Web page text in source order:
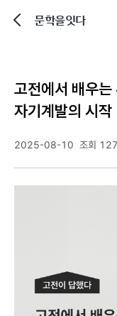
문학을잇다
고전에서 배우
자기계발의 시작
2025-08-10 조회